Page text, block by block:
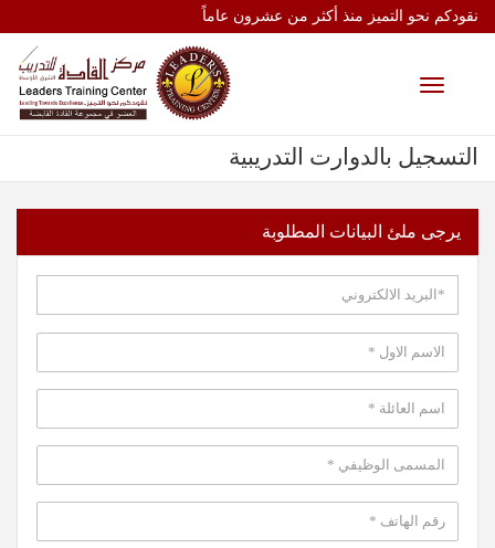
نقودكم نحو التميز منذ أكثر من عشرون عاماً
Toggle
التسجيل بالدوارت التدريبية
يرجى ملئ البيانات المطلوبة